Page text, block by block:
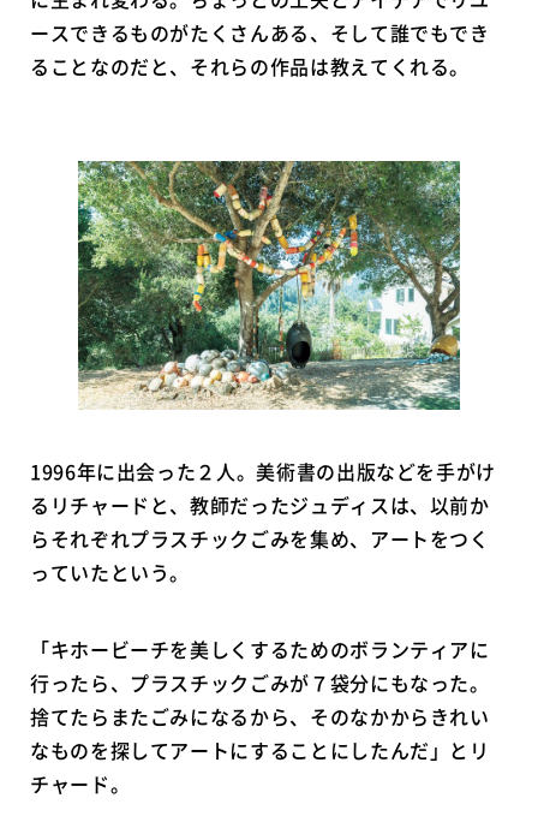
ースできるものがたくさんある、そして誰でもでき
ることなのだと、それらの作品は教えてくれる。
1996年に出会った２人。美術書の出版などを手がけ
るリチャードと、教師だったジュディスは、以前か
らそれぞれプラスチックごみを集め、アートをつく
っていたという。
「キホービーチを美しくするためのボランティアに
行ったら、プラスチックごみが７袋分にもなった。
捨てたらまたごみになるから、そのなかからきれい
なものを探してアートにすることにしたんだ」とリ
チャード。